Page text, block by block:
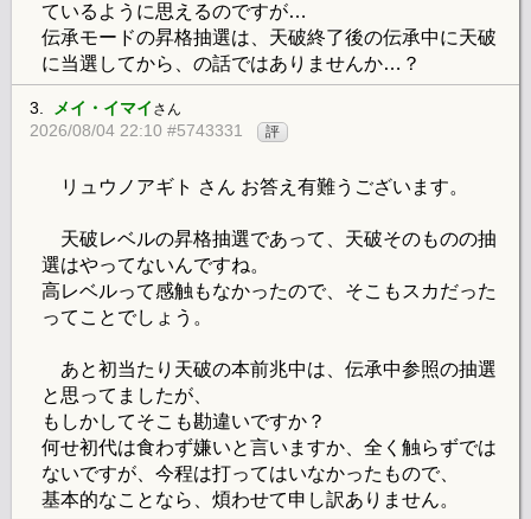
ているように思えるのですが…
伝承モードの昇格抽選は、天破終了後の伝承中に天破
に当選してから、の話ではありませんか…？
3. メイ・イマイ さん
2026/08/04 22:10 #5743331 評
リュウノアギト さん お答え有難うございます。
天破レベルの昇格抽選であって、天破そのものの抽
選はやってないんですね。
高レベルって感触もなかったので、そこもスカだった
ってことでしょう。
あと初当たり天破の本前兆中は、伝承中参照の抽選
と思ってましたが、
もしかしてそこも勘違いですか？
何せ初代は食わず嫌いと言いますか、全く触らずでは
ないですが、今程は打ってはいなかったもので、
基本的なことなら、煩わせて申し訳ありません。